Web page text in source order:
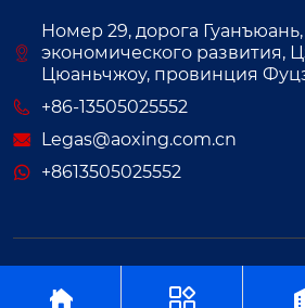
Номер 29, дорога
экономического развития,
Цюаньчжоу, провинция
+86-13505025552
Legas@aoxing.com.cn
+8613505025552
 